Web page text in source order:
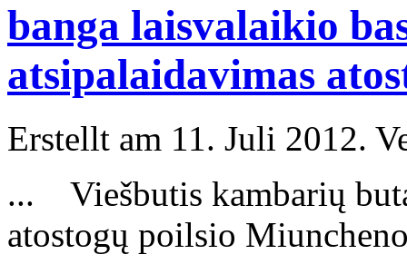
banga laisvalaikio
atsipalaidavimas
Erstellt am 11. Juli 2012.
... Viešbutis kambarių
atostogų poilsio